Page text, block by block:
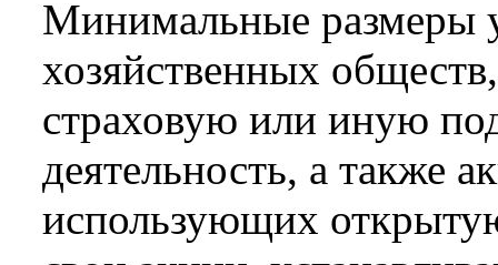
Минимальные размеры
хозяйственных
страховую или иную
деятельность, а также
использующих